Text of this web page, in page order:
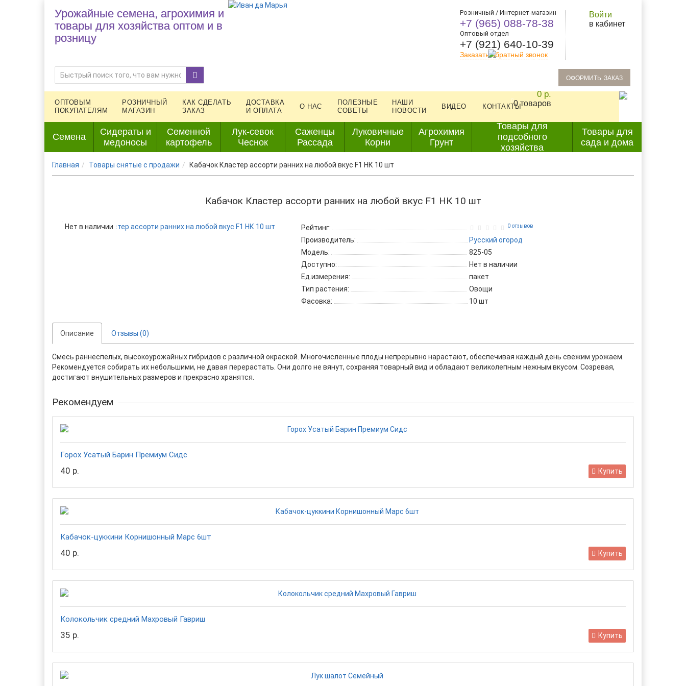
Урожайные семена, агрохимия и
товары для хозяйства оптом и в
розницу
Розничный / Интернет-магазин
+7 (965) 088-78-38
Оптовый отдел
+7 (921) 640-10-39
Заказать обратный звонок
Войти
в кабинет
0 р.
0 товаров
oформить заказ
ОПТОВЫМ
ПОКУПАТЕЛЯМ
РОЗНИЧНЫЙ
МАГАЗИН
КАК СДЕЛАТЬ
ЗАКАЗ
ДОСТАВКА
И ОПЛАТА
О НАС
ПОЛЕЗНЫЕ
СОВЕТЫ
НАШИ
НОВОСТИ
ВИДЕО КОНТАКТЫ
Семена
Сидераты и
медоносы
Семенной
картофель
Лук-севок
Чеснок
Саженцы
Рассада
Луковичные
Корни
Агрохимия
Грунт
Товары для
подсобного
хозяйства
Товары для
сада и дома
Главная Товары снятые с продажи Кабачок Кластер ассорти ранних на любой вкус F1 НК 10 шт
Кабачок Кластер ассорти ранних на любой вкус F1 НК 10 шт
Нет в наличии Рейтинг: 0 отзывов
Производитель:
Русский огород
Модель:
825-05
Доступно:
Нет в наличии
Ед.измерения:
пакет
Тип растения:
Овощи
Фасовка:
10 шт
Описание Отзывы (0)
Смесь раннеспелых, высокоурожайных гибридов с различной окраской. Многочисленные плоды непрерывно нарастают, обеспечивая каждый день свежим урожаем.
Рекомендуется собирать их небольшими, не давая перерастать. Они долго не вянут, сохраняя товарный вид и обладают великолепным нежным вкусом. Созревая,
достигают внушительных размеров и прекрасно хранятся.
Рекомендуем
Горох Усатый Барин Премиум Сидс
40 р. Купить
Кабачок-цуккини Корнишонный Марс 6шт
40 р. Купить
Колокольчик средний Махровый Гавриш
35 р. Купить